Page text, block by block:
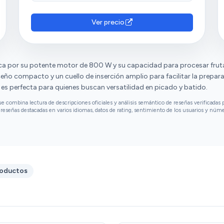
Ver precio
por su potente motor de 800 W y su capacidad para procesar
compacto y un cuello de inserción amplio para facilitar la
perfecta para quienes buscan versatilidad en picado y batido.
combina lectura de descripciones oficiales y análisis semántico de reseñas verificadas
destacadas en varios idiomas, datos de rating, sentimiento de los usuarios y